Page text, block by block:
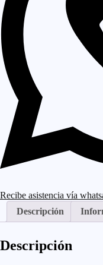
Recibe asistencia vía
Descripción
Descripción